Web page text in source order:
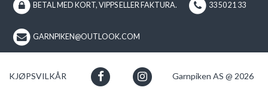
BETAL MED KORT, VIPPS ELLER FAKTURA. 33 50 21 33
GARNPIKEN@OUTLOOK.COM
KJØPSVILKÅR Garnpiken AS @ 2026